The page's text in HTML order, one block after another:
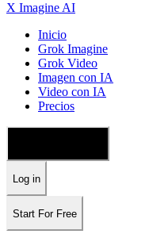
X Imagine AI
Inicio
Grok Imagine
Grok Video
Imagen con IA
Video con IA
Precios
Log in
Start For Free